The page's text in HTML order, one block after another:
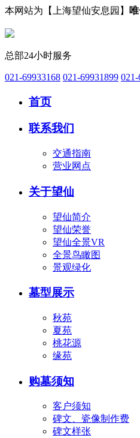
本网站为【上海望仙安息园】
总部24小时服务
021-69933168 021-69931899 021-
首页
联系我们
交通指南
营业网点
关于望仙
望仙简介
望仙荣誉
望仙全景VR
全景鸟瞰图
景观绿化
墓型展示
秋苑
夏苑
桃花源
缘苑
购墓须知
客户须知
碑文、瓷像制作费
碑文样张